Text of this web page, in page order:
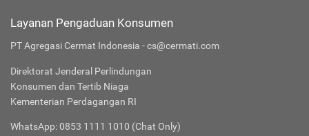
Layanan Pengaduan Konsumen
PT Agregasi Cermat Indonesia - cs@cermati.com
Direktorat Jenderal Perlindungan
Konsumen dan Tertib Niaga
Kementerian Perdagangan RI
WhatsApp: 0853 1111 1010 (Chat Only)